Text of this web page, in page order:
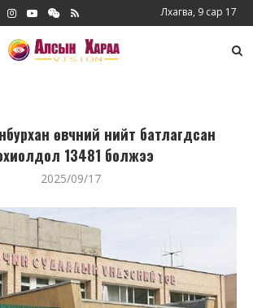
Лхагва, 9 сар 17
өвчний нийт батлагдсан
13481 болжээ
2025/09/17